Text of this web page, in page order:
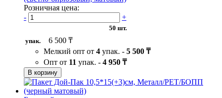
Розничная цена:
-
+
50 шт.
упак.
6 500 ₸
Мелкий опт от 4 упак. - 5 500 ₸
Опт от 11 упак. - 4 950 ₸
В корзину